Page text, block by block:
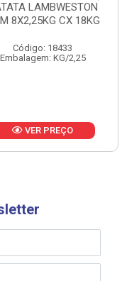
LAMBWESTON
8X2,25KG CX 18KG
Código: 18433
Embalagem: KG/2,25
VER PREÇO